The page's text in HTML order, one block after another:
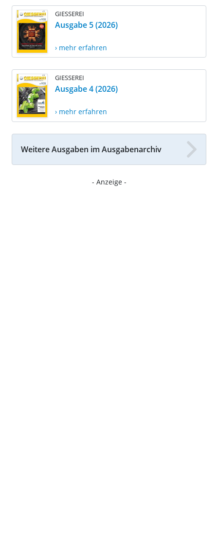
GIESSEREI
Ausgabe 5 (2026)
› mehr erfahren
GIESSEREI
Ausgabe 4 (2026)
› mehr erfahren
Weitere Ausgaben im Ausgabenarchiv
- Anzeige -